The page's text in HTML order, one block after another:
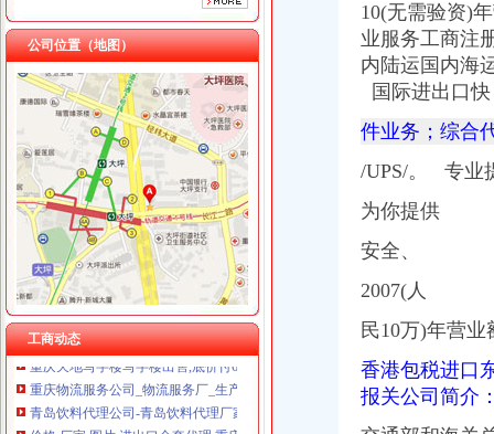
重庆泰盛贷款咨询有限公司 渝高 （工商注册）
重庆奎颜尼商贸有限公司 渝中100万 （工商注册）
重庆尊博贸易有限公司 渝江 （工商注册）
重庆晒微科技有限公司 渝南3万 （工商注册）
重庆欧氏科技发展有限公司 渝九50万 （进出口权）
重庆市明诚塑料制品有限责任公司 渝高100万 （进出口权）
重庆金品科技有限公司 渝南100万 （进出口权）
重庆凯誉网络通信技术工程有限公司 渝中300万 （工商变更）
重庆佳技维科技发展有限公司 渝南100万 （进出口权）
公司位置（地图）
工商动态
重庆天地代办进出口公司
【重庆北京天地顺聘货运代理公司】网点,地址,电话,营业时间-大
重庆易亿服装贸易有限公司,主营：服装服饰,箱包设计及销售；品
常州国际快递代理公司国际专线优惠-常州58同城
第45页装货货代公司装货货运代理公司黄页装货货代企业查询-
海haiyao品牌代理招商-招商加盟-globrand（全球品牌网）
【重庆北京天地顺聘货运代理公司】网点,地址,电话,营业时间-大
比利时PP保险杠进口清关代理公司|如何操作_云同盟
海南海股份有限公司公开发行公司券募集説明书
国内速递代理厂家_国内速递代理厂家/公司-阿里巴巴公司黄页
重庆恒信天地房地产代理有限公司发展战略研究-收费硕士博士论文-论
重庆天地写字楼写字楼出售,底价付6万（企业天地进出口食品超市
青岛饮料代理公司-青岛饮料代理厂家-|必途青岛饮料代理公司排行榜
价格,厂家,图片,进出口全套代理,重庆市金利国际货物代理有限
10(无需验资)
业服务工商注
内陆运国内海
国际进出口快
件业务；综合
/UPS/。 专业
为你提供
安全、
2007(人
民10万)年营
香港包税进口
报关公司简介